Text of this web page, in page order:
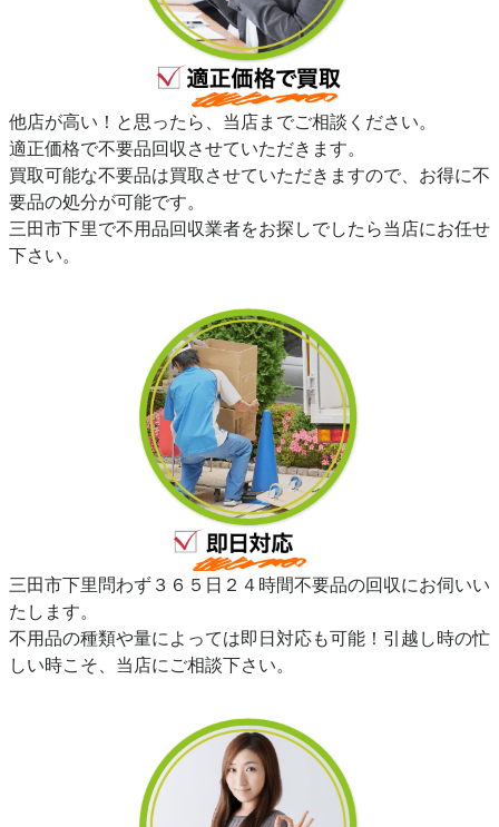
他店が高い！と思ったら、当店までご相談ください。
適正価格で不要品回収させていただきます。
買取可能な不要品は買取させていただきますので、お得に不
要品の処分が可能です。
三田市下里で不用品回収業者をお探しでしたら当店にお任せ
下さい。
三田市下里問わず３６５日２４時間不要品の回収にお伺いい
たします。
不用品の種類や量によっては即日対応も可能！引越し時の忙
しい時こそ、当店にご相談下さい。